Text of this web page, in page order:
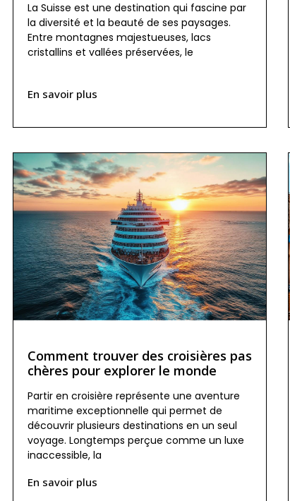
La Suisse est une destination qui fascine par
la diversité et la beauté de ses paysages.
Entre montagnes majestueuses, lacs
cristallins et vallées préservées, le
En savoir plus
Comment trouver des croisières pas
chères pour explorer le monde
Partir en croisière représente une aventure
maritime exceptionnelle qui permet de
découvrir plusieurs destinations en un seul
voyage. Longtemps perçue comme un luxe
inaccessible, la
En savoir plus